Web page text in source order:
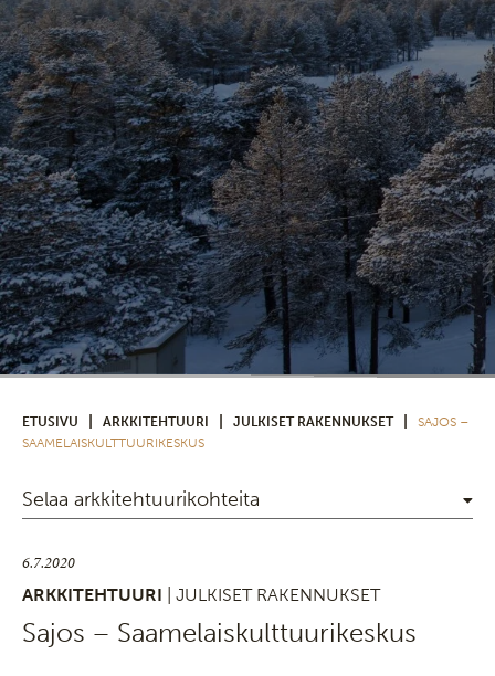
ETUSIVU ARKKITEHTUURI JULKISET RAKENNUKSET
SAJOS –
SAAMELAISKULTTUURIKESKUS
Selaa arkkitehtuurikohteita
6.7.2020
ARKKITEHTUURI
| JULKISET RAKENNUKSET
Sajos – Saamelaiskulttuurikeskus